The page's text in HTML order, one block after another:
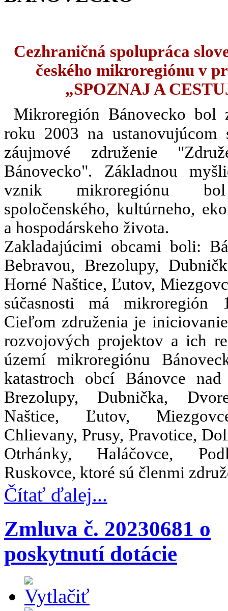
Cezhraničná spolupráca
českého mikroregiónu v
„SPOZNAJ A
Mikroregión Bánovecko bol
roku 2003 na ustanovujúcom
záujmové združenie
Bánovecko". Základnou
vznik mikroregiónu
spoločenského, kultúrneho,
a hospodárskeho života.
Zakladajúcimi obcami boli:
Bebravou, Brezolupy,
Horné Naštice, Ľutov,
súčasnosti má mikroregión
Cieľom združenia je
rozvojových projektov a ich
území mikroregiónu
katastroch obcí Bánovce nad
Brezolupy, Dubnička,
Naštice, Ľutov,
Chlievany, Prusy, Pravotice,
Otrhánky, Haláčovce,
Ruskovce, ktoré sú členmi
Čítať ďalej...
Zmluva č. 20230681 o
poskytnutí dotácie